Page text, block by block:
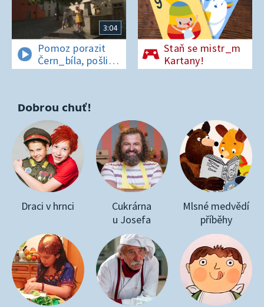
3:04
Pomoz porazit
Čern_bíla, pošli
pís_enko
Staň se mistr_m
Kartany!
Dobrou chuť!
Draci v hrnci
Cukrárna
u Josefa
Mlsné medvědí
příběhy